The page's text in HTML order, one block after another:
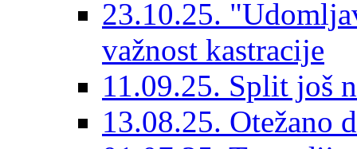
23.10.25.
važnost kastracije
11.09.25. Split još
13.08.25. Otežano